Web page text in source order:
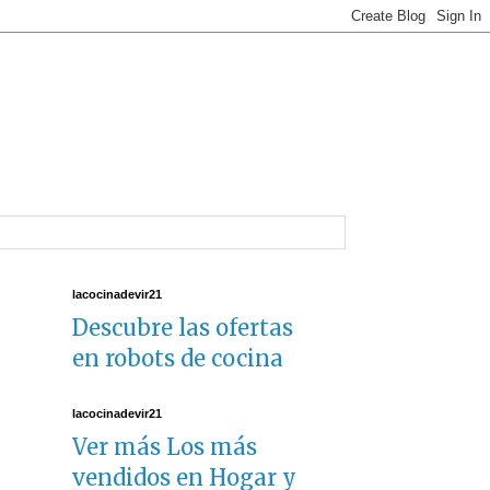
lacocinadevir21
Descubre las ofertas
en robots de cocina
lacocinadevir21
Ver más Los más
vendidos en Hogar y